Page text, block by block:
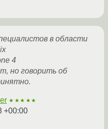
в области
4
но говорить об
★★★★★
+00:00